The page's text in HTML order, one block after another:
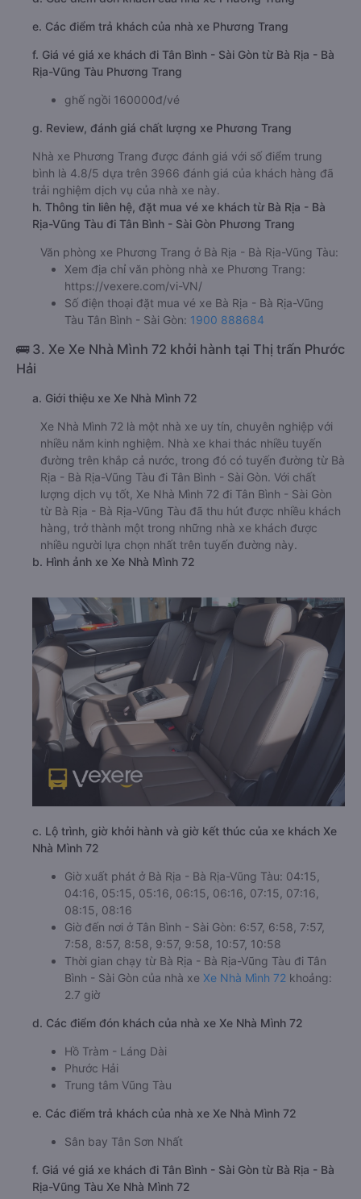
e. Các điểm trả khách của nhà xe Phương Trang
f. Giá vé giá xe khách đi Tân Bình - Sài Gòn từ Bà Rịa - Bà
Rịa-Vũng Tàu Phương Trang
ghế ngồi 160000đ/vé
g. Review, đánh giá chất lượng xe Phương Trang
Nhà xe Phương Trang được đánh giá với số điểm trung
bình là 4.8/5 dựa trên 3966 đánh giá của khách hàng đã
trải nghiệm dịch vụ của nhà xe này.
h. Thông tin liên hệ, đặt mua vé xe khách từ Bà Rịa - Bà
Rịa-Vũng Tàu đi Tân Bình - Sài Gòn Phương Trang
Văn phòng xe Phương Trang ở Bà Rịa - Bà Rịa-Vũng Tàu:
Xem địa chỉ văn phòng nhà xe Phương Trang:
https://vexere.com/vi-VN/
Số điện thoại đặt mua vé xe Bà Rịa - Bà Rịa-Vũng
Tàu Tân Bình - Sài Gòn: 1900 888684
🚌 3. Xe Xe Nhà Mình 72 khởi hành tại Thị trấn Phước
Hải
a. Giới thiệu xe Xe Nhà Mình 72
Xe Nhà Mình 72 là một nhà xe uy tín, chuyên nghiệp với
nhiều năm kinh nghiệm. Nhà xe khai thác nhiều tuyến
đường trên khắp cả nước, trong đó có tuyến đường từ Bà
Rịa - Bà Rịa-Vũng Tàu đi Tân Bình - Sài Gòn. Với chất
lượng dịch vụ tốt, Xe Nhà Mình 72 đi Tân Bình - Sài Gòn
từ Bà Rịa - Bà Rịa-Vũng Tàu đã thu hút được nhiều khách
hàng, trở thành một trong những nhà xe khách được
nhiều người lựa chọn nhất trên tuyến đường này.
b. Hình ảnh xe Xe Nhà Mình 72
c. Lộ trình, giờ khởi hành và giờ kết thúc của xe khách Xe
Nhà Mình 72
Giờ xuất phát ở Bà Rịa - Bà Rịa-Vũng Tàu: 04:15,
04:16, 05:15, 05:16, 06:15, 06:16, 07:15, 07:16,
08:15, 08:16
Giờ đến nơi ở Tân Bình - Sài Gòn: 6:57, 6:58, 7:57,
7:58, 8:57, 8:58, 9:57, 9:58, 10:57, 10:58
Thời gian chạy từ Bà Rịa - Bà Rịa-Vũng Tàu đi Tân
Bình - Sài Gòn của nhà xe Xe Nhà Mình 72 khoảng:
2.7 giờ
d. Các điểm đón khách của nhà xe Xe Nhà Mình 72
Hồ Tràm - Láng Dài
Phước Hải
Trung tâm Vũng Tàu
e. Các điểm trả khách của nhà xe Xe Nhà Mình 72
Sân bay Tân Sơn Nhất
f. Giá vé giá xe khách đi Tân Bình - Sài Gòn từ Bà Rịa - Bà
Rịa-Vũng Tàu Xe Nhà Mình 72